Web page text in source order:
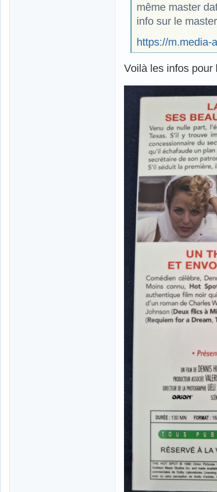
même master
info sur le
https://
Voilà les infos pour